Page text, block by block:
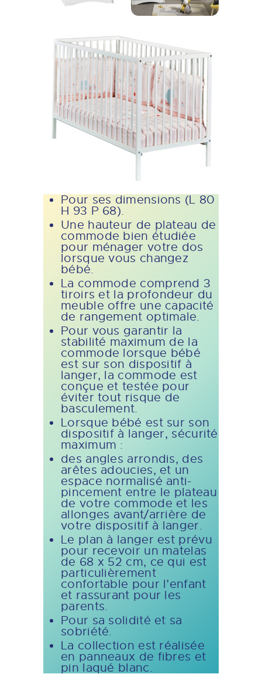
Pour ses dimensions (L 80
H 93 P 68).
Une hauteur de plateau de
commode bien étudiée
pour ménager votre dos
lorsque vous changez
bébé.
La commode comprend 3
tiroirs et la profondeur du
meuble offre une capacité
de rangement optimale.
Pour vous garantir la
stabilité maximum de la
commode lorsque bébé
est sur son dispositif à
langer, la commode est
conçue et testée pour
éviter tout risque de
basculement.
Lorsque bébé est sur son
dispositif à langer, sécurité
maximum :
des angles arrondis, des
arêtes adoucies, et un
espace normalisé anti-
pincement entre le plateau
de votre commode et les
allonges avant/arrière de
votre dispositif à langer.
Le plan à langer est prévu
pour recevoir un matelas
de 68 x 52 cm, ce qui est
particulièrement
confortable pour l’enfant
et rassurant pour les
parents.
Pour sa solidité et sa
sobriété.
La collection est réalisée
en panneaux de fibres et
pin laqué blanc.